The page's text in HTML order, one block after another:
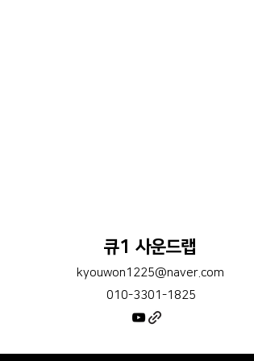
큐1 사운드랩
kyouwon1225@naver.com
010-3301-1825